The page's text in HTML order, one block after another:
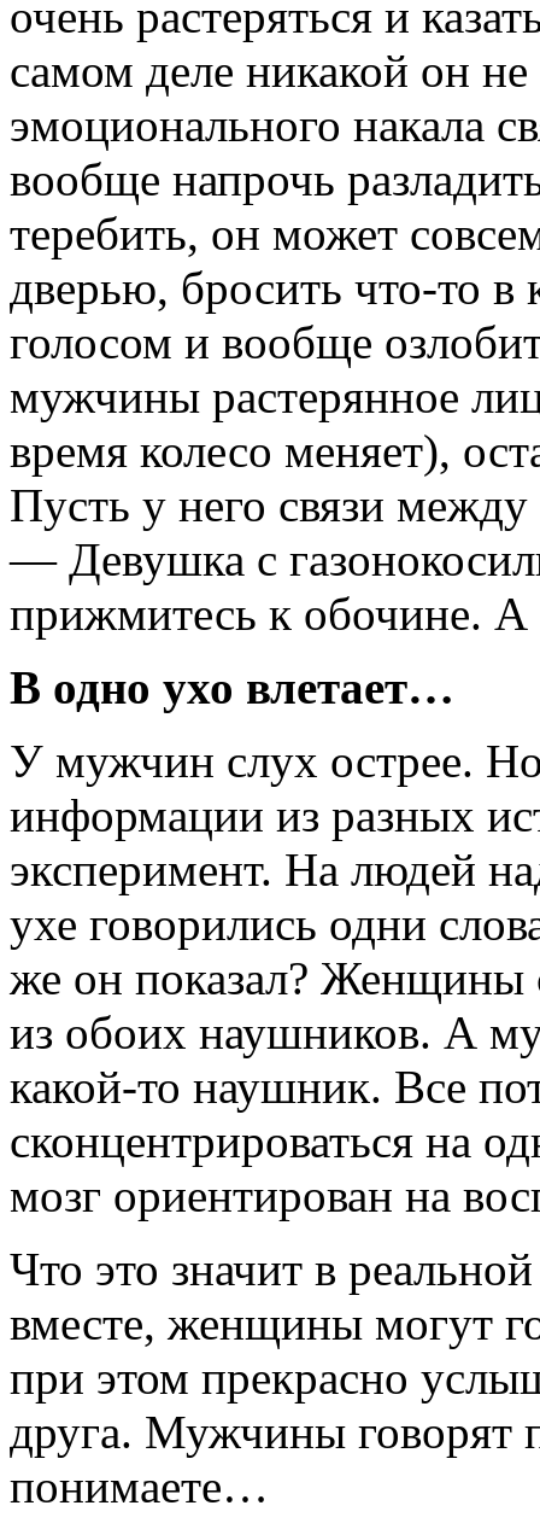
очень растеряться и
самом деле никакой он
эмоционального накала
вообще напрочь
теребить, он может
дверью, бросить что-то в
голосом и вообще
мужчины растерянное
время колесо меняет),
Пусть у него связи
— Девушка с
прижмитесь к обочине.
В одно ухо влетает…
У мужчин слух острее.
информации из разных
эксперимент. На людей
ухе говорились одни
же он показал? Женщины
из обоих наушников. А
какой-то наушник. Все
сконцентрироваться на
мозг ориентирован на
Что это значит в
вместе, женщины могут
при этом прекрасно
друга. Мужчины говорят
понимаете…